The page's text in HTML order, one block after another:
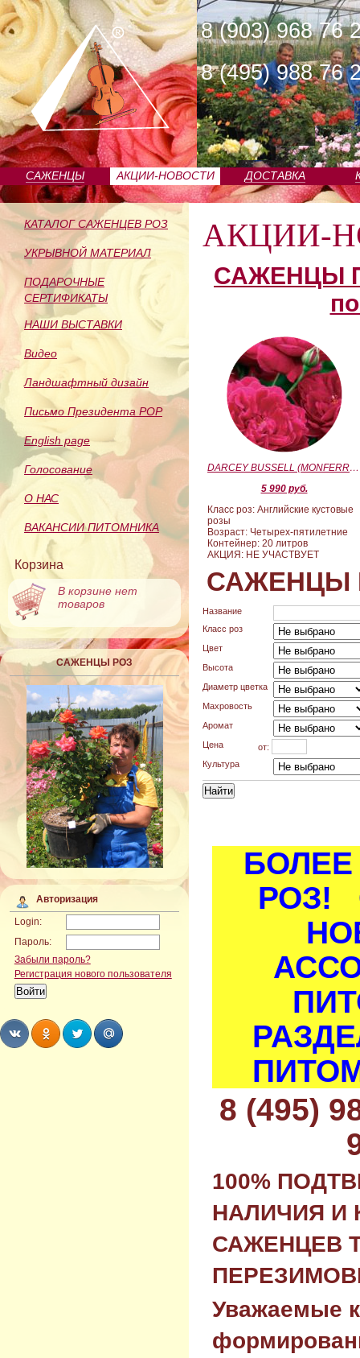
8 (903) 968 76
8 (495) 988 76
САЖЕНЦЫ
ПИТОМНИКА
АКЦИИ-НОВОСТИ ДОСТАВКА
КАТАЛОГ САЖЕНЦЕВ РОЗ
УКРЫВНОЙ МАТЕРИАЛ
ПОДАРОЧНЫЕ
СЕРТИФИКАТЫ
НАШИ ВЫСТАВКИ
Видео
Ландшафтный дизайн
Письмо Президента РОР
English page
Голосование
О НАС
ВАКАНСИИ ПИТОМНИКА
Корзина
В корзине нет
товаров
САЖЕНЦЫ РОЗ
Авторизация
Login:
Пароль:
Забыли пароль?
Регистрация нового пользователя
АКЦИИ-
САЖЕНЦЫ
DARCEY BUSSELL (MONFERRATO) (Дарси Басл)
5 990 руб.
Класс роз: Английские кустовые
розы
Возраст: Четырех-пятилетние
Контейнер: 20 литров
АКЦИЯ: НЕ УЧАСТВУЕТ
САЖЕНЦЫ
Название
Класс роз
Цвет
Высота
Диаметр цветка
Махровость
Аромат
Цена
от:
Культура
БОЛЕЕ
РОЗ!
8 (495)
100%
НАЛИЧИЯ И
САЖЕНЦЕВ
Уважаемые